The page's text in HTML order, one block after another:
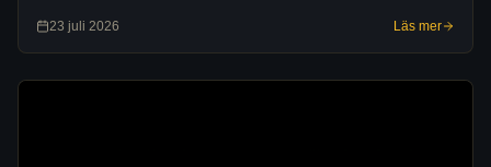
räckte det inte hela vägen
23 juli 2026 Läs mer